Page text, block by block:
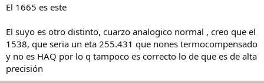
El 1665 es este
El suyo es otro distinto, cuarzo analogico normal , creo que el
1538, que seria un eta 255.431 que nones termocompensado
y no es HAQ por lo q tampoco es correcto lo de que es de alta
precisión